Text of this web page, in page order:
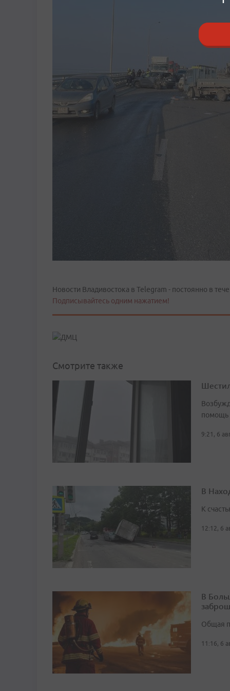
Новости Владивостока в Telegram - постоянно в
Подписывайтесь одним нажатием!
Смотрите также
помощь
9:21, 6
В
К
12:12, 6
В
Общая
11:16, 6